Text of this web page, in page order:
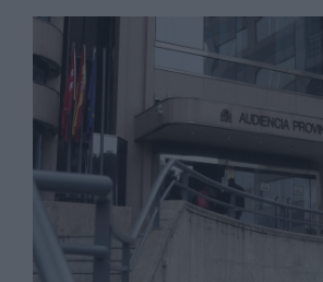
Derechos:
Información adicional